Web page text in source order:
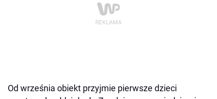
Od września obiekt przyjmie pierwsze dzieci